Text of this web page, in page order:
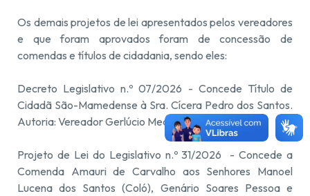
Os demais projetos de lei apresentados pelos vereadores
e que foram aprovados foram de concessão de
comendas e títulos de cidadania, sendo eles:
Decreto Legislativo n.º 07/2026 - Concede Título de
Cidadã São-Mamedense à Sra. Cícera Pedro dos Santos.
Autoria: Vereador Gerlúcio Medeiros de Araújo.
Projeto de Lei do Legislativo n.º 31/2026 - Concede a
Comenda Amauri de Carvalho aos Senhores Manoel
Lucena dos Santos (Coló), Genário Soares Pessoa e